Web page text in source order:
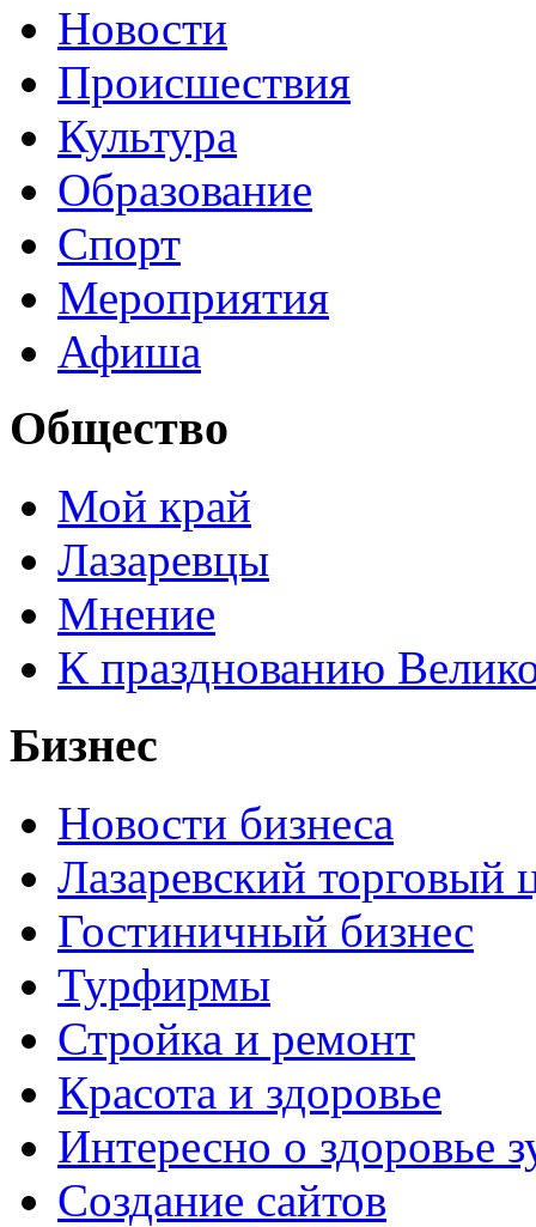
Новости
Происшествия
Культура
Образование
Спорт
Мероприятия
Афиша
Общество
Мой край
Лазаревцы
Мнение
К празднованию
Бизнес
Новости бизнеса
Лазаревский торговый
Гостиничный бизнес
Турфирмы
Стройка и ремонт
Красота и здоровье
Интересно о здоровье
Создание сайтов